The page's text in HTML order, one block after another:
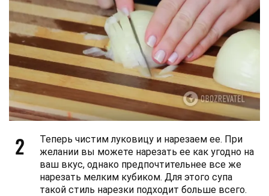
2
Теперь чистим луковицу и нарезаем ее. При
желании вы можете нарезать ее как угодно на
ваш вкус, однако предпочтительнее все же
нарезать мелким кубиком. Для этого супа
такой стиль нарезки подходит больше всего.